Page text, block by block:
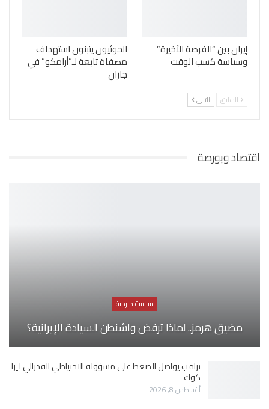
إيران بين “الفرصة الأخيرة”
وسياسة كسب الوقت
الحوثيون يتبنون استهداف
مصفاة تابعة لـ”أرامكو” في
جازان
السابق التالي
اقتصاد وبورصة
سياسة خارجية
مضيق هرمز.. لماذا ترفض واشنطن السيادة الإيرانية؟
ترامب يواصل الضغط على مسؤولة الاحتياطي الفدرالي ليزا
كوك
أغسطس 8, 2026